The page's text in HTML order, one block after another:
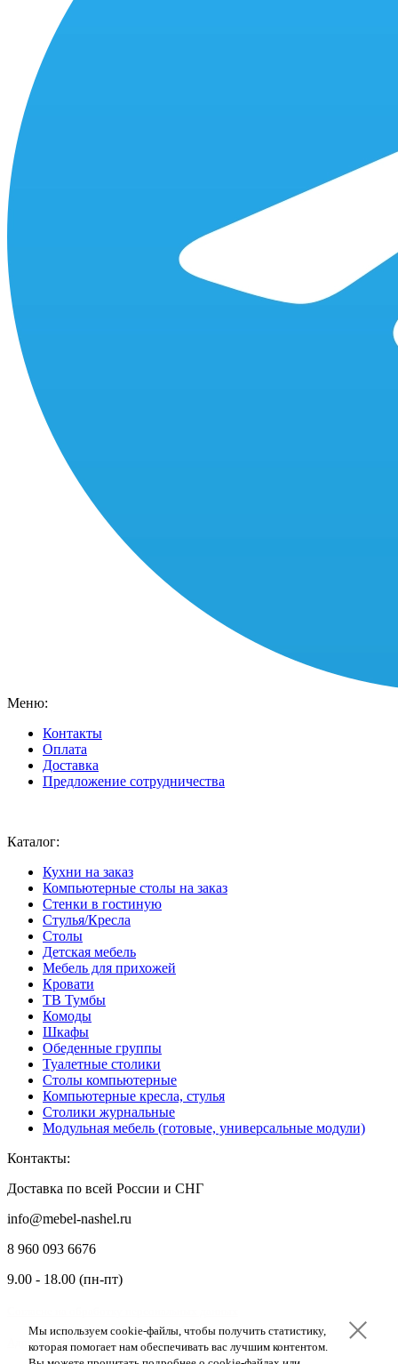
Мы используем cookie-файлы, чтобы получить статистику,
которая помогает нам обеспечивать вас лучшим контентом.
Меню:
Контакты
Оплата
Доставка
Предложение сотрудничества
Каталог:
Кухни на заказ
Компьютерные столы на заказ
Стенки в гостиную
Стулья/Кресла
Столы
Детская мебель
Мебель для прихожей
Кровати
ТВ Тумбы
Комоды
Шкафы
Обеденные группы
Туалетные столики
Столы компьютерные
Компьютерные кресла, стулья
Столики журнальные
Модульная мебель (готовые, универсальные модули)
Контакты:
Доставка по всей России и СНГ
info@mebel-nashel.ru
8 960 093 6676
9.00 - 18.00 (пн-пт)
Адреса пунктов выдачи
Мы используем cookie-файлы, чтобы получить статистику,
которая помогает нам обеспечивать вас лучшим контентом.
Мы используем cookie-файлы, чтобы получить статистику,
которая помогает нам обеспечивать вас лучшим контентом.